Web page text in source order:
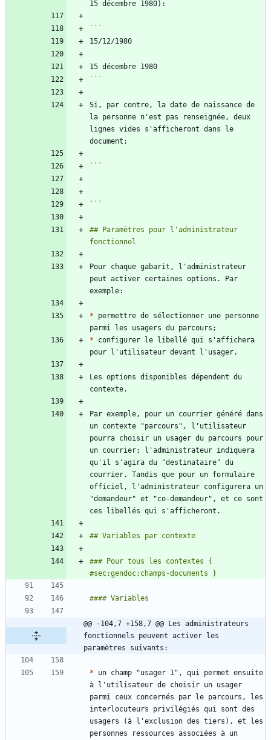
```
Si, par contre, la date de naissance de
la personne n'est pas renseignée, deux
lignes vides s'afficheront dans le
```
## Paramètres pour l'administrateur
Pour chaque gabarit, l'administrateur
peut activer certaines options. Par
* permettre de sélectionner une personne
* configurer le libellé qui s'affichera
Les options disponibles dépendent du
Par exemple, pour un courrier généré dans
un contexte "parcours", l'utilisateur
pourra choisir un usager du parcours pour
un courrier; l'administrateur indiquera
qu'il s'agira du "destinataire" du
courrier. Tandis que pour un formulaire
officiel, l'administrateur configurera un
"demandeur" et "co-demandeur", et ce sont
### Pour tous les contextes {
@@ -104,7 +158,7 @@ Les administrateurs
fonctionnels peuvent activer les
paramètres suivants:
* un champ "usager 1", qui permet ensuite
à l'utilisateur de choisir un usager
parmi ceux concernés par le parcours, les
interlocuteurs privilégiés qui sont des
usagers (à l'exclusion des tiers), et les
personnes ressources associées à un